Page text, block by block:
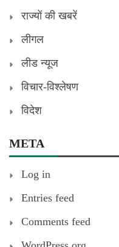
राज्यों की खबरें
लीगल
लीड न्यूज
विचार-विश्लेषण
विदेश
META
Log in
Entries feed
Comments feed